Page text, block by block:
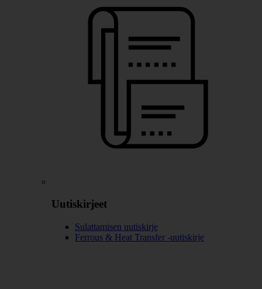
Uutiskirjeet
Sulattamisen uutiskirje
Ferrous & Heat Transfer -uutiskirje